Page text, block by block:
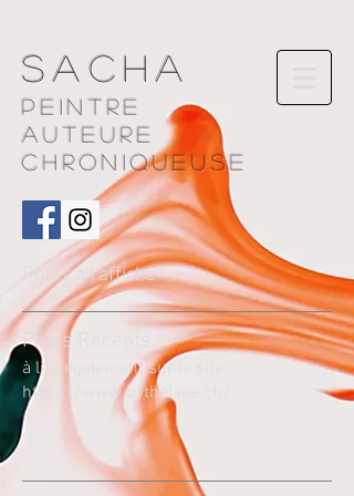
Sacha
Peintre
AUTEURE
chroniqueuse
Posts à l'affiche
Pos ts Récents
à lire également sur le site
https://www.bythelake.ch/